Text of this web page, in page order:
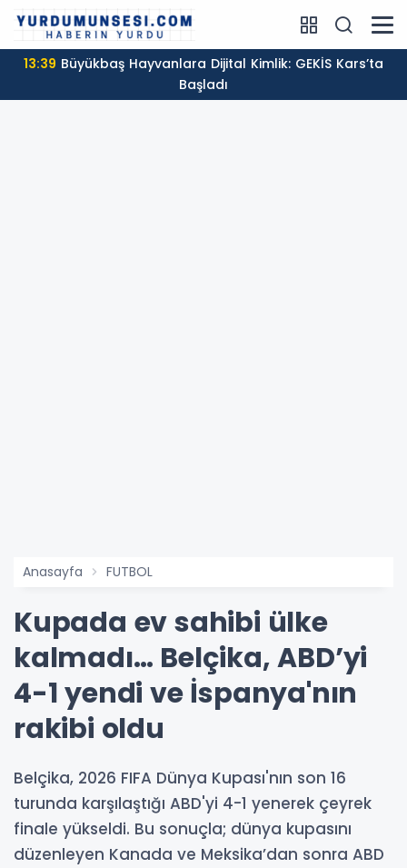
13:39
Başladı
Anasayfa FUTBOL
Kupada ev sahibi ülke
kalmadı… Belçika, ABD’yi
4-1 yendi ve İspanya'nın
rakibi oldu
Belçika, 2026 FIFA Dünya Kupası'nın son 16
turunda karşılaştığı ABD'yi 4-1 yenerek çeyrek
finale yükseldi. Bu sonuçla; dünya kupasını
düzenleyen Kanada ve Meksika’dan sonra ABD